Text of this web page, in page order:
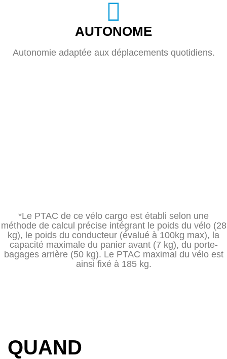
AUTONOME
Autonomie adaptée aux déplacements quotidiens.
*Le PTAC de ce vélo cargo est établi selon une
méthode de calcul précise intégrant le poids du vélo (28
kg), le poids du conducteur (évalué à 100kg max), la
capacité maximale du panier avant (7 kg), du porte-
bagages arrière (50 kg). Le PTAC maximal du vélo est
ainsi fixé à 185 kg.
QUAND